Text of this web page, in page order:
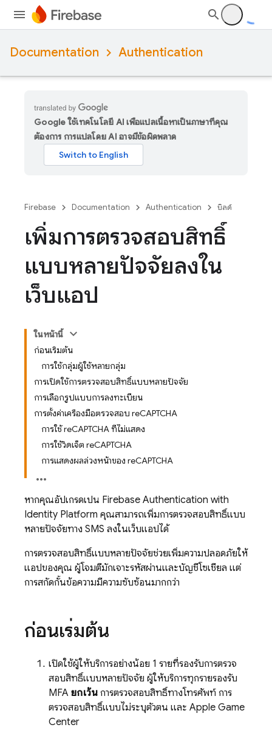
Documentation Authentication
Google ใช้เทคโนโลยี AI เพื่อแปลเนื้อหาเป็นภาษาที่คุณ
ต้องการ การแปลโดย AI อาจมีข้อผิดพลาด
Firebase Documentation Authentication บิลด์
เพิ่มการตรวจสอบสิทธิ์
แบบหลายปัจจัยลงใน
เว็บแอป
ในหน้านี้
ก่อนเริ่มต้น
การใช้กลุ่มผู้ใช้หลายกลุ่ม
การเปิดใช้การตรวจสอบสิทธิ์แบบหลายปัจจัย
การเลือกรูปแบบการลงทะเบียน
การตั้งค่าเครื่องมือตรวจสอบ reCAPTCHA
การใช้ reCAPTCHA ที่ไม่แสดง
การใช้วิดเจ็ต reCAPTCHA
การแสดงผลล่วงหน้าของ reCAPTCHA
หากคุณอัปเกรดเป็น Firebase Authentication with
Identity Platform คุณสามารถเพิ่มการตรวจสอบสิทธิ์แบบ
หลายปัจจัยทาง SMS ลงในเว็บแอปได้
การตรวจสอบสิทธิ์แบบหลายปัจจัยช่วยเพิ่มความปลอดภัยให้
แอปของคุณ ผู้โจมตีมักเจาะรหัสผ่านและบัญชีโซเชียล แต่
การสกัดกั้นข้อความมีความซับซ้อนมากกว่า
ก่อนเริ่มต้น
เปิดใช้ผู้ให้บริการอย่างน้อย 1 รายที่รองรับการตรวจ
สอบสิทธิ์แบบหลายปัจจัย ผู้ให้บริการทุกรายรองรับ
MFA ยกเว้น การตรวจสอบสิทธิ์ทางโทรศัพท์ การ
ตรวจสอบสิทธิ์แบบไม่ระบุตัวตน และ Apple Game
Center